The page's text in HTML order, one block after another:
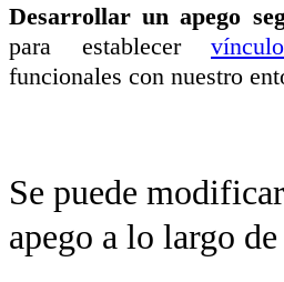
Desarrollar un apego
para establecer
funcionales con nuestro
Se puede
apego a lo largo